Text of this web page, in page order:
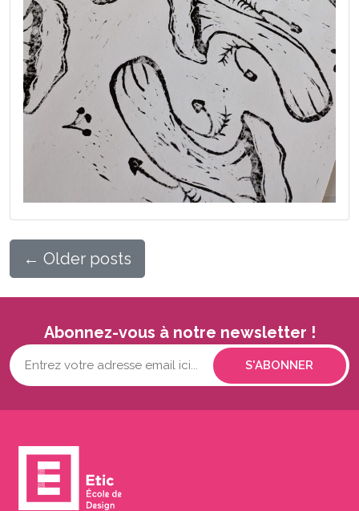
← Older posts
Abonnez-vous à notre newsletter !
Votre
adresse
(Nécessaire)